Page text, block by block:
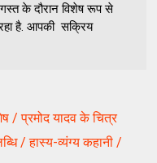
के दौरान विशेष रूप से
है. आपकी सक्रिय
/ प्रमोद यादव के चित्र
/ हास्य-व्यंग्य कहानी /